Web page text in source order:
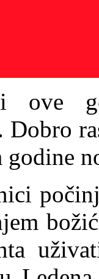
ove
Dobro